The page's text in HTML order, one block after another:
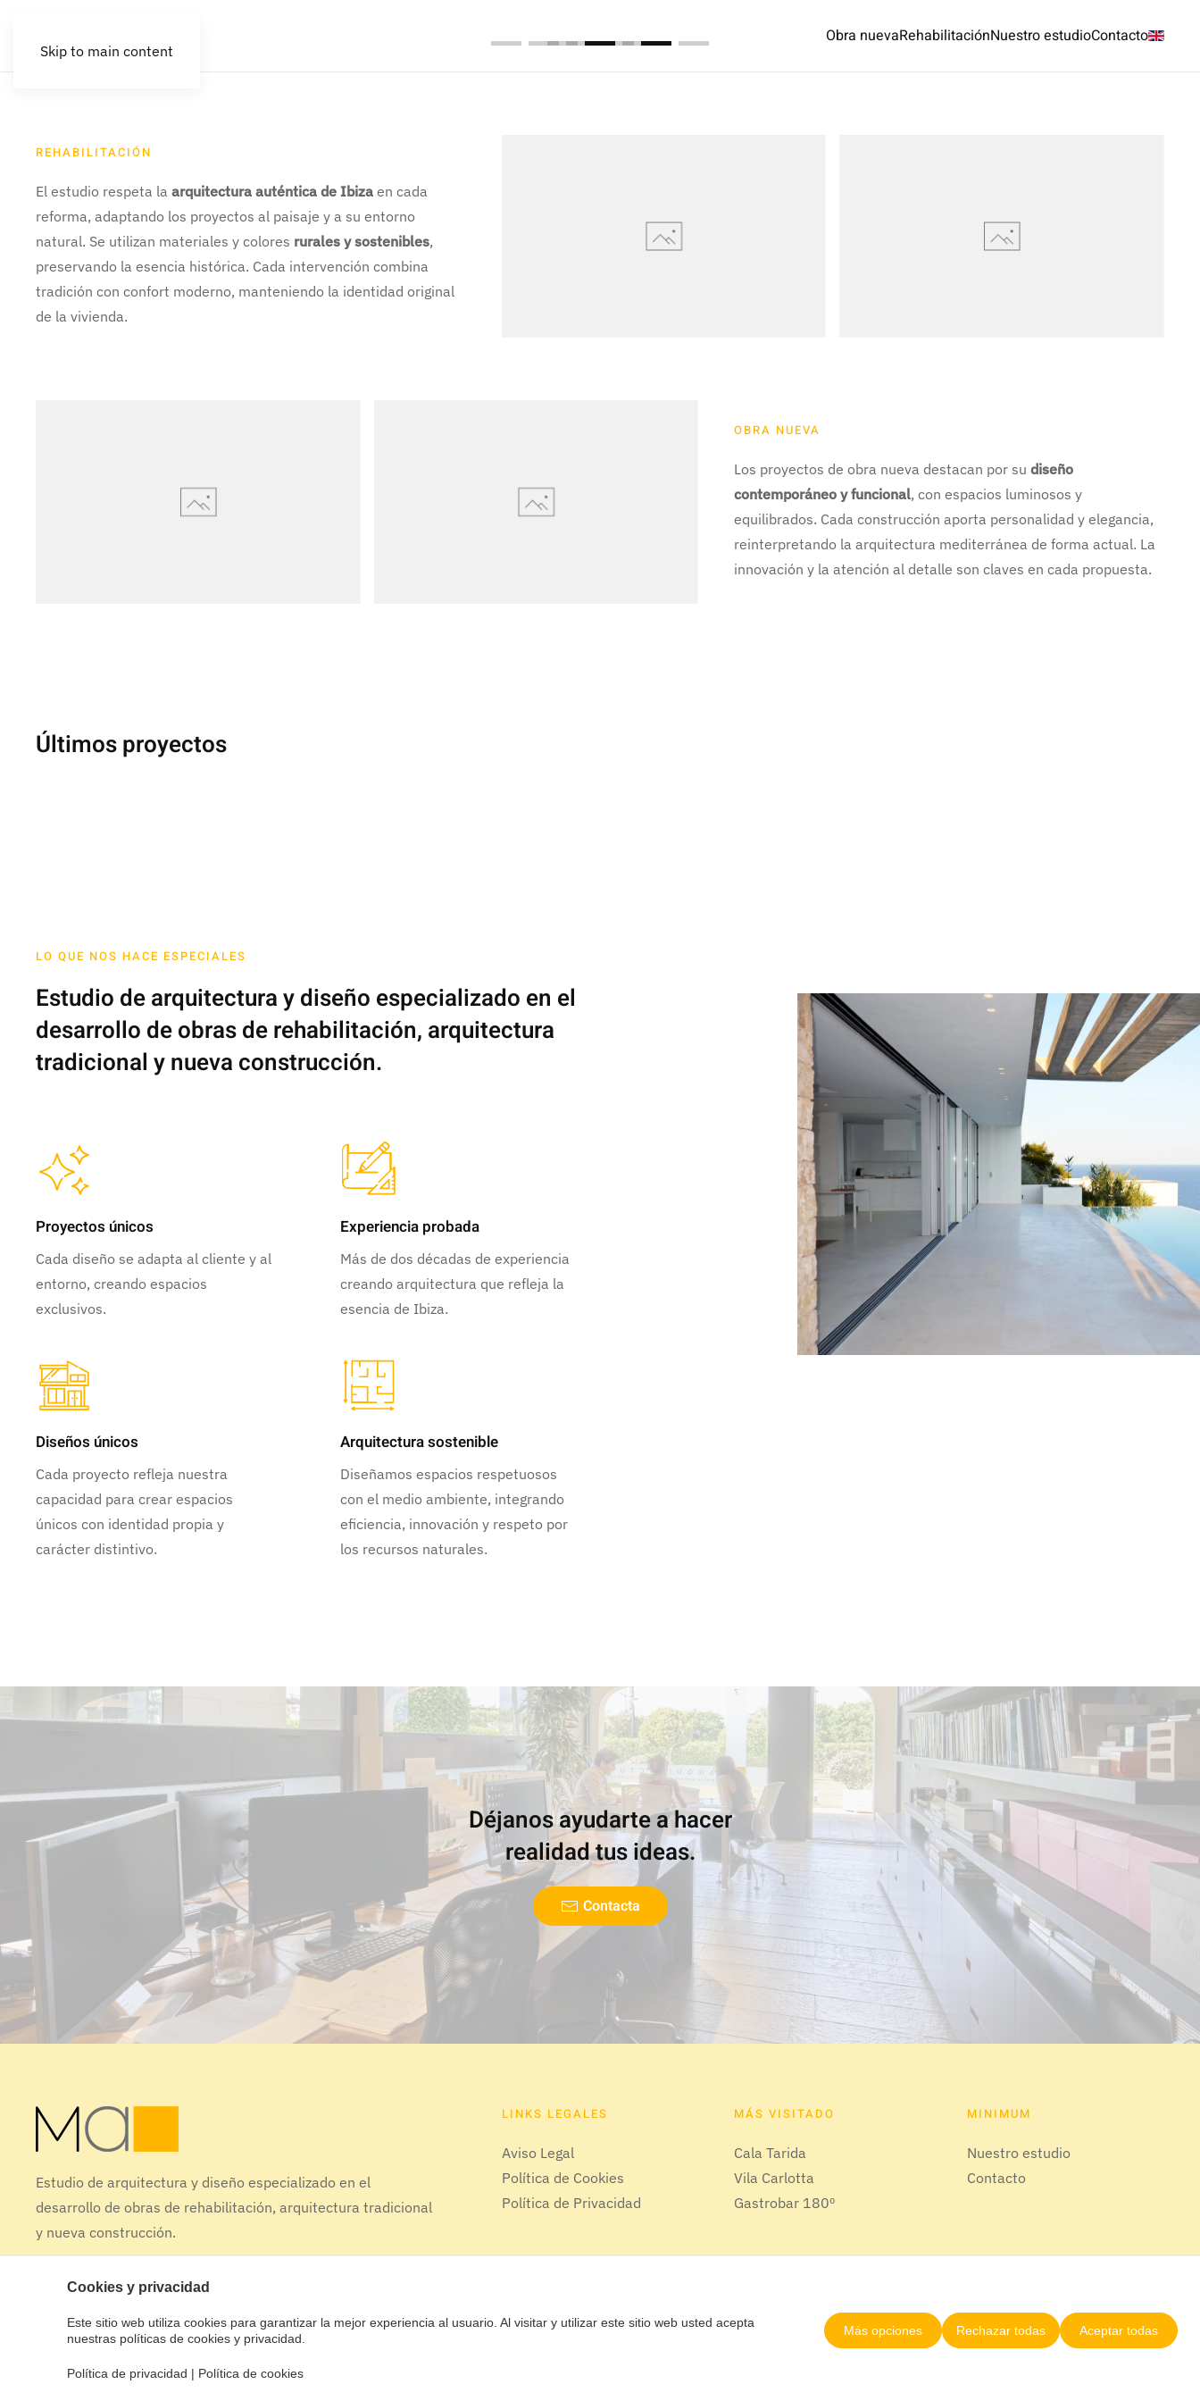
Skip to main content
Obra nuevaRehabilitaciónNuestro estudioContacto
REHABILITACIÓN
El estudio respeta la arquitectura auténtica de Ibiza en cada
reforma, adaptando los proyectos al paisaje y a su entorno
natural. Se utilizan materiales y colores rurales y sostenibles,
preservando la esencia histórica. Cada intervención combina
tradición con confort moderno, manteniendo la identidad original
de la vivienda.
OBRA NUEVA
Los proyectos de obra nueva destacan por sudiseño
contemporáneo y funcional, con espacios luminosos y
equilibrados. Cada construcción aporta personalidad y elegancia,
reinterpretando la arquitectura mediterránea de forma actual. La
innovación y la atención al detalle son claves en cada propuesta.
Últimos proyectos
LO QUE NOS HACE ESPECIALES
Estudio de arquitectura y diseño especializado en el
desarrollo de obras de rehabilitación, arquitectura
tradicional y nueva construcción.
Proyectos únicos
Cada diseño se adapta al cliente y al
entorno, creando espacios
exclusivos.
Experiencia probada
Más de dos décadas de experiencia
creando arquitectura que refleja la
esencia de Ibiza.
Diseños únicos
Cada proyecto refleja nuestra
capacidad para crear espacios
únicos con identidad propia y
carácter distintivo.
Arquitectura sostenible
Diseñamos espacios respetuosos
con el medio ambiente, integrando
eficiencia, innovación y respeto por
los recursos naturales.
Déjanos ayudarte a hacer
realidad tus ideas.
Contacta
Estudio de arquitectura y diseño especializado en el
desarrollo de obras de rehabilitación, arquitectura tradicional
y nueva construcción.
LINKS LEGALES
Aviso Legal
Política de Cookies
Política de Privacidad
MÁS VISITADO
Cala Tarida
Vila Carlotta
Gastrobar 180º
MINIMUM
Nuestro estudio
Contacto
© Designed by Tactic [Studio]
Cookies y privacidad
Este sitio web utiliza cookies para garantizar la mejor experiencia al usuario. Al visitar y utilizar este sitio web usted acepta
nuestras políticas de cookies y privacidad.
Política de privacidad | Política de cookies
Más opciones Rechazar todas Aceptar todas